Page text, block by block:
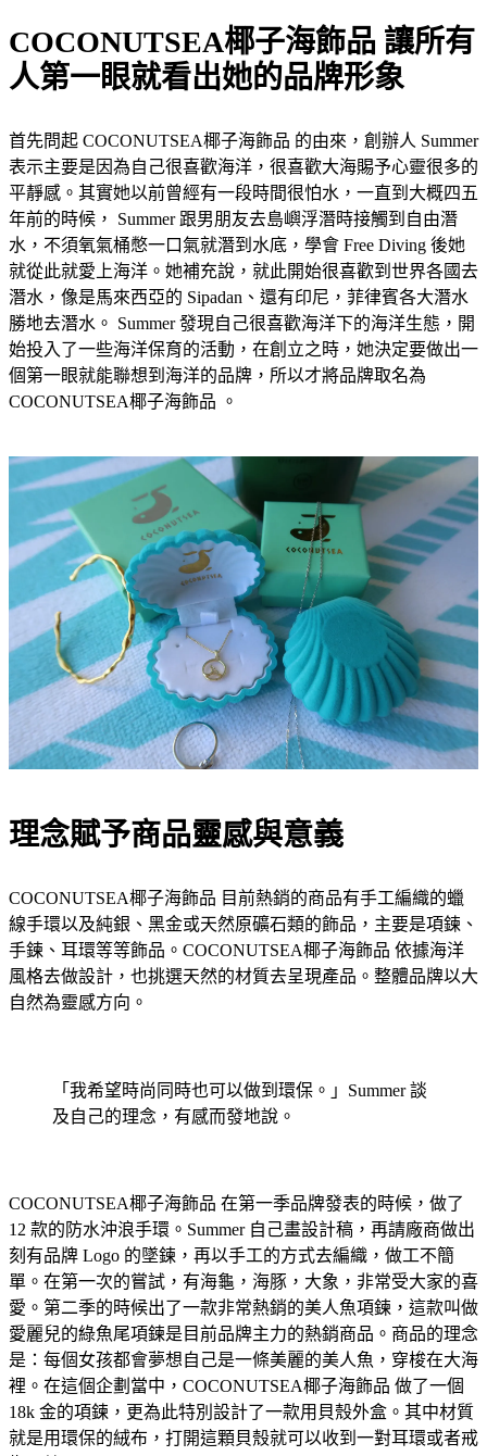
COCONUTSEA椰子海飾品 讓所有
人第一眼就看出她的品牌形象
首先問起 COCONUTSEA椰子海飾品 的由來，創辦人 Summer
表示主要是因為自己很喜歡海洋，很喜歡大海賜予心靈很多的
平靜感。其實她以前曾經有一段時間很怕水，一直到大概四五
年前的時候， Summer 跟男朋友去島嶼浮潛時接觸到自由潛
水，不須氧氣桶憋一口氣就潛到水底，學會 Free Diving 後她
就從此就愛上海洋。她補充說，就此開始很喜歡到世界各國去
潛水，像是馬來西亞的 Sipadan、還有印尼，菲律賓各大潛水
勝地去潛水。 Summer 發現自己很喜歡海洋下的海洋生態，開
始投入了一些海洋保育的活動，在創立之時，她決定要做出一
個第一眼就能聯想到海洋的品牌，所以才將品牌取名為
COCONUTSEA椰子海飾品 。
理念賦予商品靈感與意義
COCONUTSEA椰子海飾品 目前熱銷的商品有手工編織的蠟
線手環以及純銀、黑金或天然原礦石類的飾品，主要是項鍊、
手鍊、耳環等等飾品。COCONUTSEA椰子海飾品 依據海洋
風格去做設計，也挑選天然的材質去呈現產品。整體品牌以大
自然為靈感方向。
「我希望時尚同時也可以做到環保。」Summer 談
及自己的理念，有感而發地說。
COCONUTSEA椰子海飾品 在第一季品牌發表的時候，做了
12 款的防水沖浪手環。Summer 自己畫設計稿，再請廠商做出
刻有品牌 Logo 的墜鍊，再以手工的方式去編織，做工不簡
單。在第一次的嘗試，有海龜，海豚，大象，非常受大家的喜
愛。第二季的時候出了一款非常熱銷的美人魚項鍊，這款叫做
愛麗兒的綠魚尾項鍊是目前品牌主力的熱銷商品。商品的理念
是：每個女孩都會夢想自己是一條美麗的美人魚，穿梭在大海
裡。在這個企劃當中，COCONUTSEA椰子海飾品 做了一個
18k 金的項鍊，更為此特別設計了一款用貝殼外盒。其中材質
就是用環保的絨布，打開這顆貝殼就可以收到一對耳環或者戒